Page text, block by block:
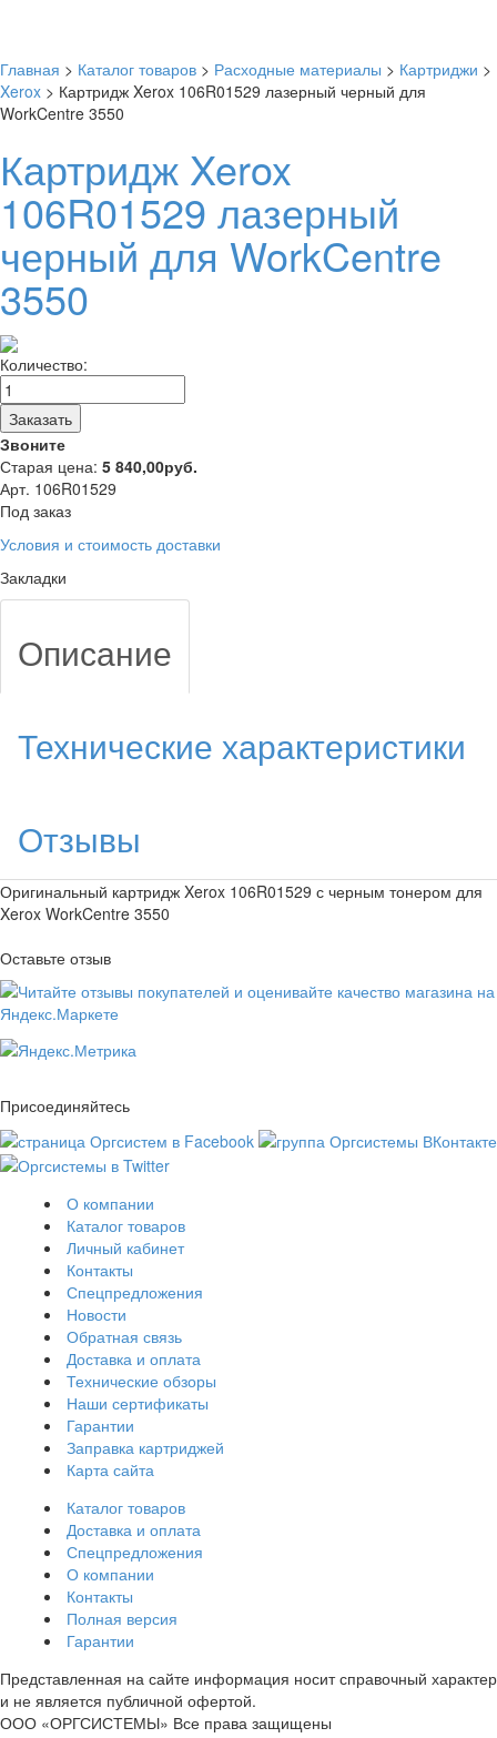
Главная > Каталог товаров > Расходные материалы > Картриджи >
Xerox > Картридж Xerox 106R01529 лазерный черный для
WorkCentre 3550
Картридж Xerox
106R01529 лазерный
черный для WorkCentre
3550
Количество:
Заказать
Звоните
Старая цена: 5 840,00руб.
Арт. 106R01529
Под заказ
Условия и стоимость доставки
Закладки
Описание
Технические характеристики
Отзывы
Оригинальный картридж Xerox 106R01529 с черным тонером для
Xerox WorkCentre 3550
Оставьте отзыв
Присоединяйтесь
О компании
Каталог товаров
Личный кабинет
Контакты
Спецпредложения
Новости
Обратная связь
Доставка и оплата
Технические обзоры
Наши сертификаты
Гарантии
Заправка картриджей
Карта сайта
Каталог товаров
Доставка и оплата
Спецпредложения
О компании
Контакты
Полная версия
Гарантии
Представленная на сайте информация носит справочный характер
и не является публичной офертой.
ООО «ОРГСИСТЕМЫ» Все права защищены